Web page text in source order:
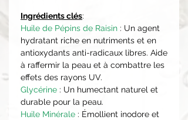
Ingrédients clés:
Huile de Pépins de Raisin : Un agent
hydratant riche en nutriments et en
antioxydants anti-radicaux libres. Aide
à raffermir la peau et à combattre les
effets des rayons UV.
Glycérine : Un humectant naturel et
durable pour la peau.
Huile Minérale : Émollient inodore et